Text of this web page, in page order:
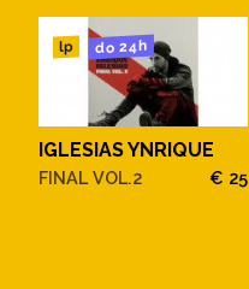
lp do 24h
IGLESIAS YNRIQUE
FINAL VOL.2 € 25